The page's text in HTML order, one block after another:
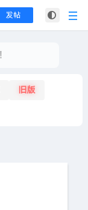
发帖
旧版